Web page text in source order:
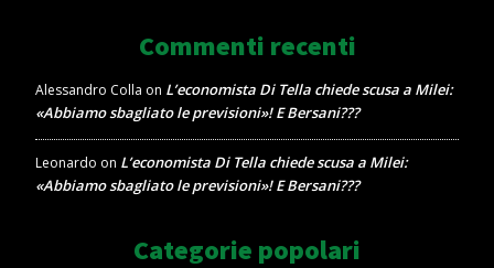
Commenti recenti
Alessandro Colla on L’economista Di Tella chiede scusa a Milei:
«Abbiamo sbagliato le previsioni»! E Bersani???
Leonardo on L’economista Di Tella chiede scusa a Milei:
«Abbiamo sbagliato le previsioni»! E Bersani???
Categorie popolari